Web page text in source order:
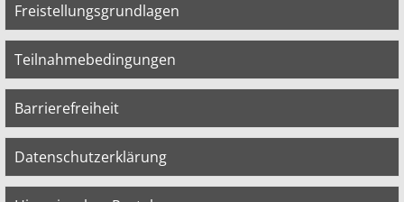
Freistellungsgrundlagen
Teilnahmebedingungen
Barrierefreiheit
Datenschutzerklärung